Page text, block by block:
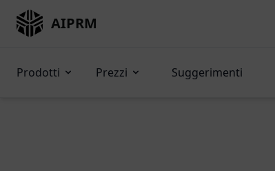
AIPRM
Prodotti Prezzi Suggerimenti